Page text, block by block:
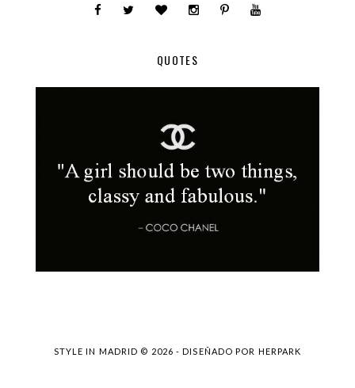
QUOTES
STYLE IN MADRID © 2026 - DISEÑADO POR HERPARK